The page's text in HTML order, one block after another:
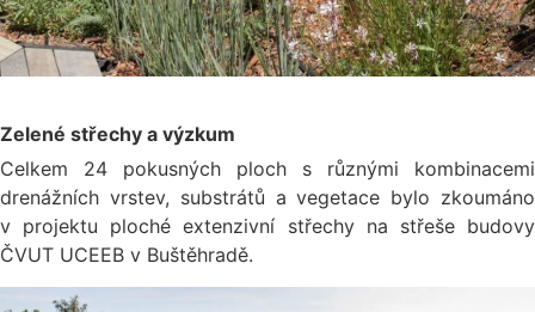
Zelené střechy a výzkum
Celkem 24 pokusných ploch s různými kombinacemi
drenážních vrstev, substrátů a vegetace bylo zkoumáno
v projektu ploché extenzivní střechy na střeše budovy
ČVUT UCEEB v Buštěhradě.